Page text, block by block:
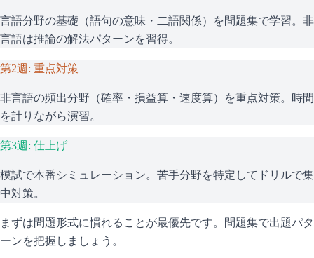
言語分野の基礎（語句の意味・二語関係）を問題集で学習。非
言語は推論の解法パターンを習得。
第2週: 重点対策
非言語の頻出分野（確率・損益算・速度算）を重点対策。時間
を計りながら演習。
第3週: 仕上げ
模試で本番シミュレーション。苦手分野を特定してドリルで集
中対策。
まずは問題形式に慣れることが最優先です。問題集で出題パタ
ーンを把握しましょう。